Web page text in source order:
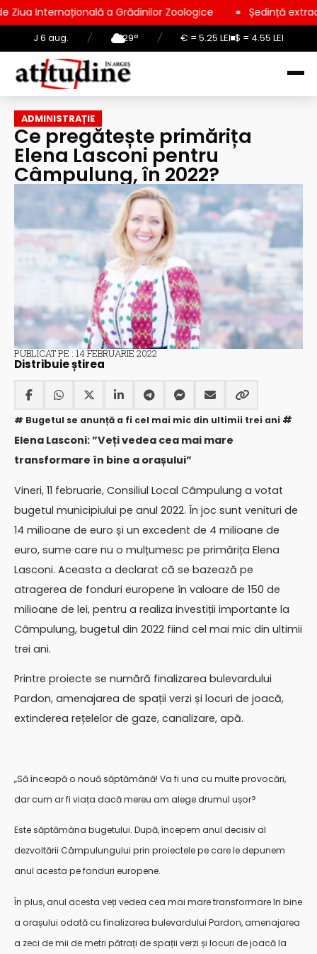
J 6 aug. / 29° / € = 5.25 LEI $ = 4.55 LEI
a Grădinilor Zoologice Ședință extraordinară la
ADMINISTRAȚIE
Ce pregătește primărița
Elena Lasconi pentru
Câmpulung, în 2022?
PUBLICAT PE : 14 FEBRUARIE 2022
Distribuie știrea
# Bugetul se anunță a fi cel mai mic din ultimii trei ani #
Elena Lasconi: ”Veți vedea cea mai mare
transformare în bine a orașului”
Vineri, 11 februarie, Consiliul Local Câmpulung a votat
bugetul municipiului pe anul 2022. În joc sunt venituri de
14 milioane de euro și un excedent de 4 milioane de
euro, sume care nu o mulțumesc pe primărița Elena
Lasconi. Aceasta a declarat că se bazează pe
atragerea de fonduri europene în valoare de 150 de
milioane de lei, pentru a realiza investiții importante la
Câmpulung, bugetul din 2022 fiind cel mai mic din ultimii
trei ani.
Printre proiecte se numără finalizarea bulevardului
Pardon, amenajarea de spații verzi și locuri de joacă,
extinderea rețelelor de gaze, canalizare, apă.
„Să înceapă o nouă săptămână! Va fi una cu multe provocări,
dar cum ar fi viața dacă mereu am alege drumul ușor?
Este săptămâna bugetului. După, începem anul decisiv al
dezvoltării Câmpulungului prin proiectele pe care le depunem
anul acesta pe fonduri europene.
În plus, anul acesta veți vedea cea mai mare transformare în bine
a orașului odată cu finalizarea bulevardului Pardon, amenajarea
a zeci de mii de metri pătrați de spații verzi și locuri de joacă la